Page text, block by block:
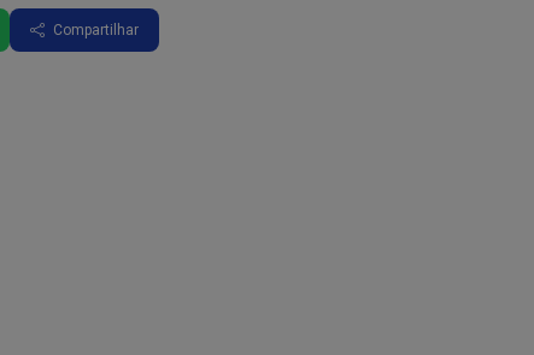
Compartilhar